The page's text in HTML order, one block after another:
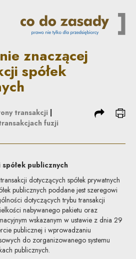
liczby
newsletter
znaczącej
spółek
transakcji
fuzji
podziel się
publicznych
dotyczących spółek prywatnych
publicznych poddane jest szeregowi
dotyczących trybu transakcji
nabywanego pakietu oraz
wskazanym w ustawie z dnia 29
publicznej i wprowadzaniu
do zorganizowanego systemu
publicznych.